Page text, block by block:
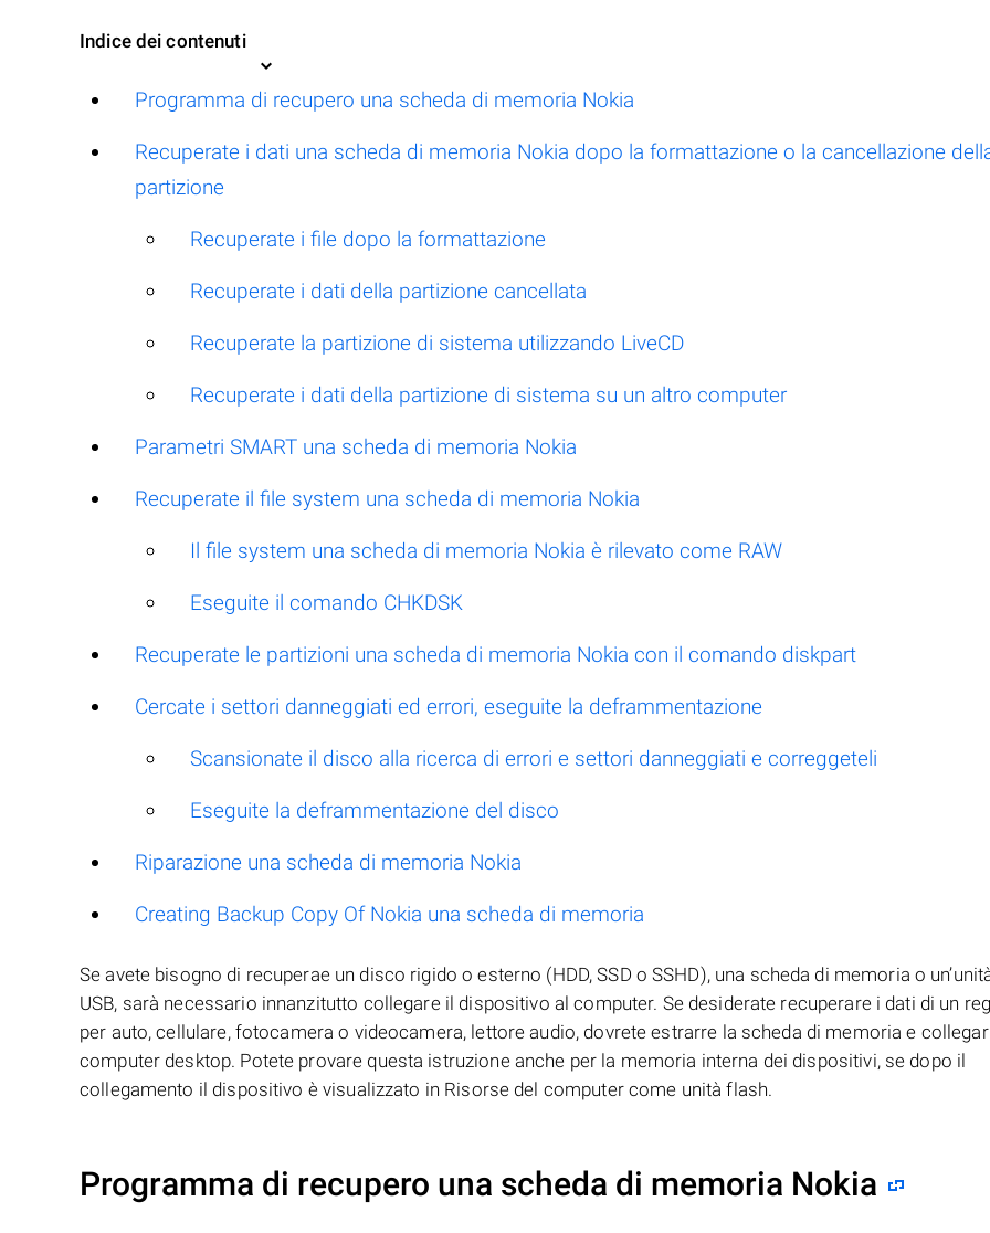
Indice dei contenuti
Programma di recupero una scheda di memoria Nokia
Recuperate i dati una scheda di memoria Nokia dopo la formattazione o la cancellazione
partizione
Recuperate i file dopo la formattazione
Recuperate i dati della partizione cancellata
Recuperate la partizione di sistema utilizzando LiveCD
Recuperate i dati della partizione di sistema su un altro computer
Parametri SMART una scheda di memoria Nokia
Recuperate il file system una scheda di memoria Nokia
Il file system una scheda di memoria Nokia è rilevato come RAW
Eseguite il comando CHKDSK
Recuperate le partizioni una scheda di memoria Nokia con il comando diskpart
Cercate i settori danneggiati ed errori, eseguite la deframmentazione
Scansionate il disco alla ricerca di errori e settori danneggiati e correggeteli
Eseguite la deframmentazione del disco
Riparazione una scheda di memoria Nokia
Creating Backup Copy Of Nokia una scheda di memoria
Se avete bisogno di recuperae un disco rigido o esterno (HDD, SSD o SSHD), una scheda di memoria o
USB, sarà necessario innanzitutto collegare il dispositivo al computer. Se desiderate recuperare i dati di un
per auto, cellulare, fotocamera o videocamera, lettore audio, dovrete estrarre la scheda di memoria e
computer desktop. Potete provare questa istruzione anche per la memoria interna dei dispositivi, se dopo il
collegamento il dispositivo è visualizzato in Risorse del computer come unità flash.
Programma di recupero una scheda di memoria Nokia